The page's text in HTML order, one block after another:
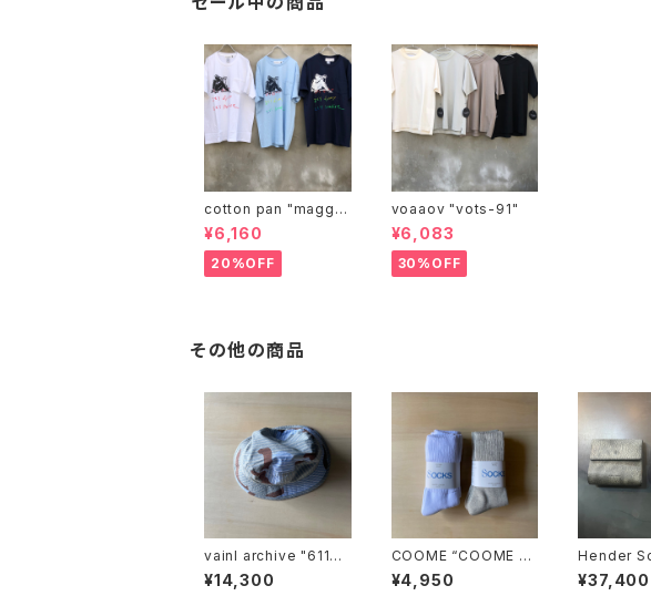
cotton pan "maggie
may"
¥6,160
20%OFF
voaaov "vots-91"
¥6,083
30%OFF
その他の商品
vainl archive "611b-
S"
¥14,300
COOME “COOME S
OCKS”
¥4,950
Hender
asp wallet"
¥37,400